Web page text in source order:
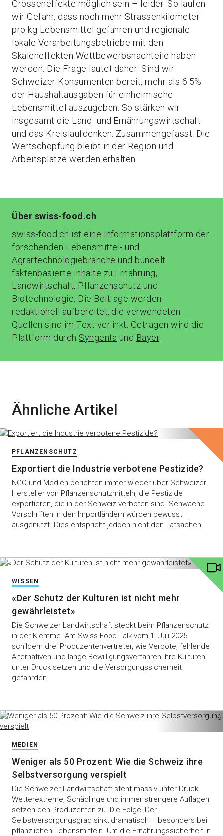
Grösseneffekte möglich sein – leider. So laufen
wir Gefahr, dass noch mehr Strassenkilometer
pro kg Lebensmittel gefahren und regionale
lokale Verarbeitungsbetriebe mit den
Skaleneffekten Wettbewerbsnachteile haben
werden. Die Frage lautet daher: Sind wir
Schweizer Konsumenten bereit, mehr als 6.5%
der Haushaltausgaben für einheimische
Lebensmittel auszugeben. So stärken wir
insgesamt die Land- und Ernährungswirtschaft
und das Kreislaufdenken. Zusammengefasst: Die
Wertschöpfung bleibt in der Region und
Arbeitsplätze werden erhalten.
Über swiss-food.ch
swiss-food.ch ist eine Informationsplattform der
forschenden Lebensmittel- und
Agrartechnologiebranche und bündelt
faktenbasierte Inhalte zu Ernährung,
Landwirtschaft, Pflanzenschutz und
Biotechnologie. Die Beiträge werden
redaktionell aufbereitet, die verwendeten
Quellen sind im Text verlinkt. Getragen wird die
Plattform durch Syngenta und Bayer.
Ähnliche Artikel
PFLANZENSCHUTZ
Exportiert die Industrie verbotene Pestizide?
NGO und Medien berichten immer wieder über Schweizer
Hersteller von Pflanzenschutzmitteln, die Pestizide
exportieren, die in der Schweiz verboten sind. Schwache
Vorschriften in den Importländern würden bewusst
ausgenutzt. Dies entspricht jedoch nicht den Tatsachen.
WISSEN
«Der Schutz der Kulturen ist nicht mehr
gewährleistet»
Die Schweizer Landwirtschaft steckt beim Pflanzenschutz
in der Klemme. Am Swiss-Food Talk vom 1. Juli 2025
schildern drei Produzentenvertreter, wie Verbote, fehlende
Alternativen und lange Bewilligungsverfahren ihre Kulturen
unter Druck setzen und die Versorgungssicherheit
gefährden.
MEDIEN
Weniger als 50 Prozent: Wie die Schweiz ihre
Selbstversorgung verspielt
Die Schweizer Landwirtschaft steht massiv unter Druck.
Wetterextreme, Schädlinge und immer strengere Auflagen
setzen den Produzenten zu. Die Folge: Der
Selbstversorgungsgrad sinkt dramatisch – besonders bei
pflanzlichen Lebensmitteln. Um die Ernährungssicherheit in